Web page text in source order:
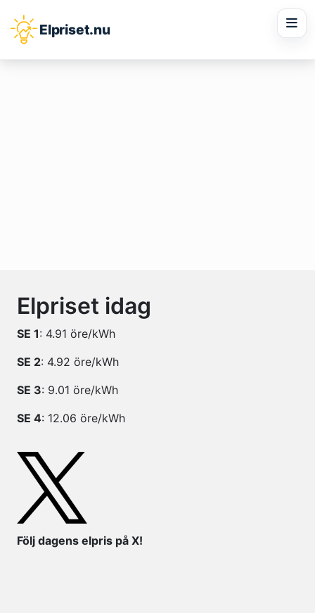
Elpriset.nu
Elpriset idag
SE 1: 4.91 öre/kWh
SE 2: 4.92 öre/kWh
SE 3: 9.01 öre/kWh
SE 4: 12.06 öre/kWh
Följ dagens elpris på X!